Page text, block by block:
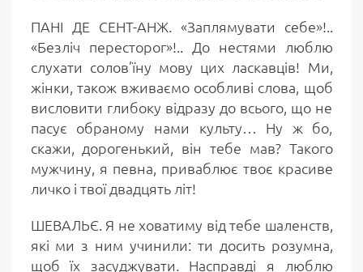
ПАНІ ДЕ СЕНТ-АНЖ. «Заплямувати себе»!..
«Безліч пересторог»!.. До нестями люблю
слухати солов’їну мову цих ласкавців! Ми,
жінки, також вживаємо особливі слова, щоб
висловити глибоку відразу до всього, що не
пасує обраному нами культу… Ну ж бо,
скажи, дорогенький, він тебе мав? Такого
мужчину, я певна, приваблює твоє красиве
личко і твої двадцять літ!
ШЕВАЛЬЄ. Я не ховатиму від тебе шаленств,
які ми з ним учинили: ти досить розумна,
щоб їх засуджувати. Насправді я люблю